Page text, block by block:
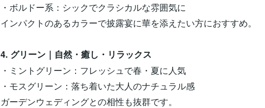
・ボルドー系：シックでクラシカルな雰囲気に
インパクトのあるカラーで披露宴に華を添えたい方におすすめ。
4. グリーン｜自然・癒し・リラックス
・ミントグリーン：フレッシュで春・夏に人気
・モスグリーン：落ち着いた大人のナチュラル感
ガーデンウェディングとの相性も抜群です。